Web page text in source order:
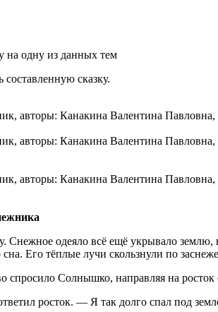
составленную сказку.
Снежное одеяло всё ещё укрывало
Его тёплые лучи скользнули по
спросило Солнышко, направляя на
росток. — Я так долго спал под